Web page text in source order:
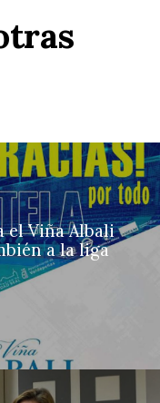
el Viña Albali
a la liga